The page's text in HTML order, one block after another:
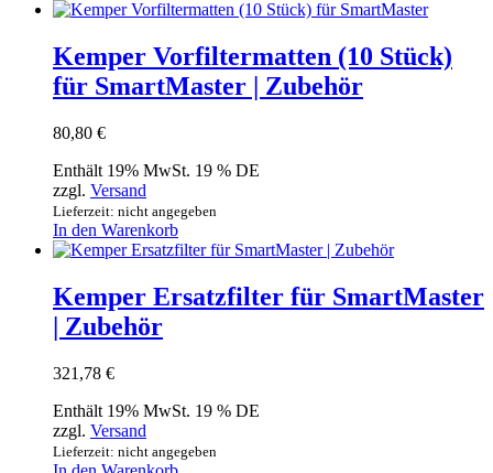
Kemper Vorfiltermatten (10 Stück)
für SmartMaster | Zubehör
80,80 €
Enthält 19% MwSt. 19 % DE
zzgl. Versand
Lieferzeit: nicht angegeben
In den Warenkorb
Kemper Ersatzfilter für SmartMaster
| Zubehör
321,78 €
Enthält 19% MwSt. 19 % DE
zzgl. Versand
Lieferzeit: nicht angegeben